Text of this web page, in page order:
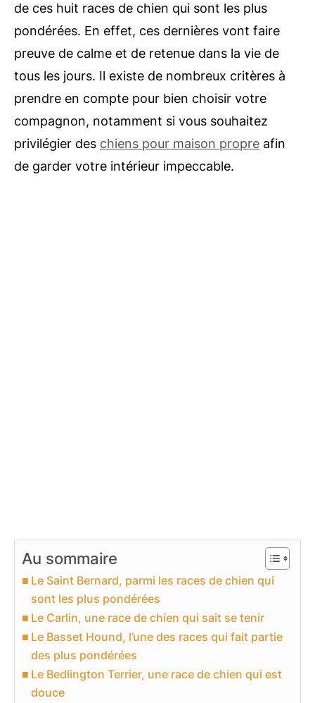
de ces huit races de chien qui sont les plus
pondérées. En effet, ces dernières vont faire
preuve de calme et de retenue dans la vie de
tous les jours. Il existe de nombreux critères à
prendre en compte pour bien choisir votre
compagnon, notamment si vous souhaitez
privilégier des chiens pour maison propre afin
de garder votre intérieur impeccable.
Au sommaire
Le Saint Bernard, parmi les races de chien qui
sont les plus pondérées
Le Carlin, une race de chien qui sait se tenir
Le Basset Hound, l’une des races qui fait partie
des plus pondérées
Le Bedlington Terrier, une race de chien qui est
douce